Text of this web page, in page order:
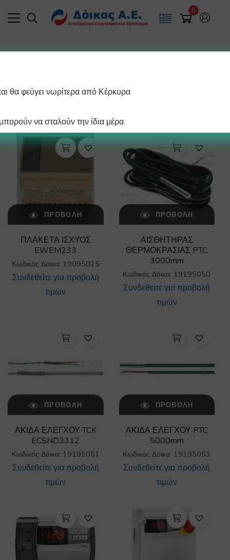
0
ΠΡΟΒΟΛΉ
ΠΛΑΚΕΤΑ ΙΣΧΥΟΣ
EWEM233
Κωδικός Δόικα: 19095025
Συνδεθείτε για προβολή
τιμών
ΠΡΟΒΟΛΉ
ΑΙΣΘΗΤΗΡΑΣ
ΘΕΡΜΟΚΡΑΣΙΑΣ PTC
3000mm
Κωδικός Δόικα: 19195050
Συνδεθείτε για προβολή
τιμών
ΠΡΟΒΟΛΉ
ΑΚΙΔΑ ΕΛΕΓΧΟΥ TCK
ECSND3312
Κωδικός Δόικα: 19195051
Συνδεθείτε για προβολή
τιμών
ΠΡΟΒΟΛΉ
ΑΚΙΔΑ ΕΛΕΓΧΟΥ PTC
5000mm
Κωδικός Δόικα: 19195053
Συνδεθείτε για προβολή
τιμών
θα φεύγει νωρίτερα από Κέρκυρα.
να σταλούν την ίδια μέρα.